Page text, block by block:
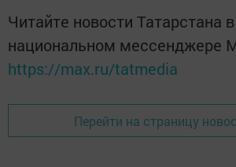
Читайте новости Татарстана в
национальном мессенджере
https://max.ru/tatmedia
Перейти на страницу